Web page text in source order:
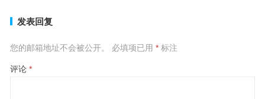
发表回复
您的邮箱地址不会被公开。 必填项已用 *标注
评论 *